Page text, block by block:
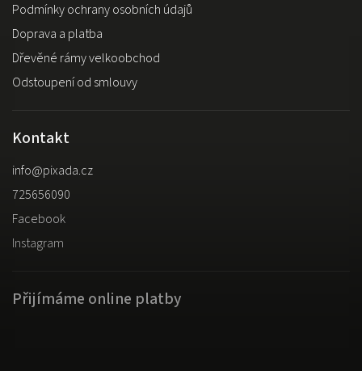
Podmínky ochrany osobních údajů
Doprava a platba
Dřevěné rámy velkoobchod
Odstoupení od smlouvy
Kontakt
info@pixada.cz
725656090
Facebook
Instagram
Přijímáme online platby